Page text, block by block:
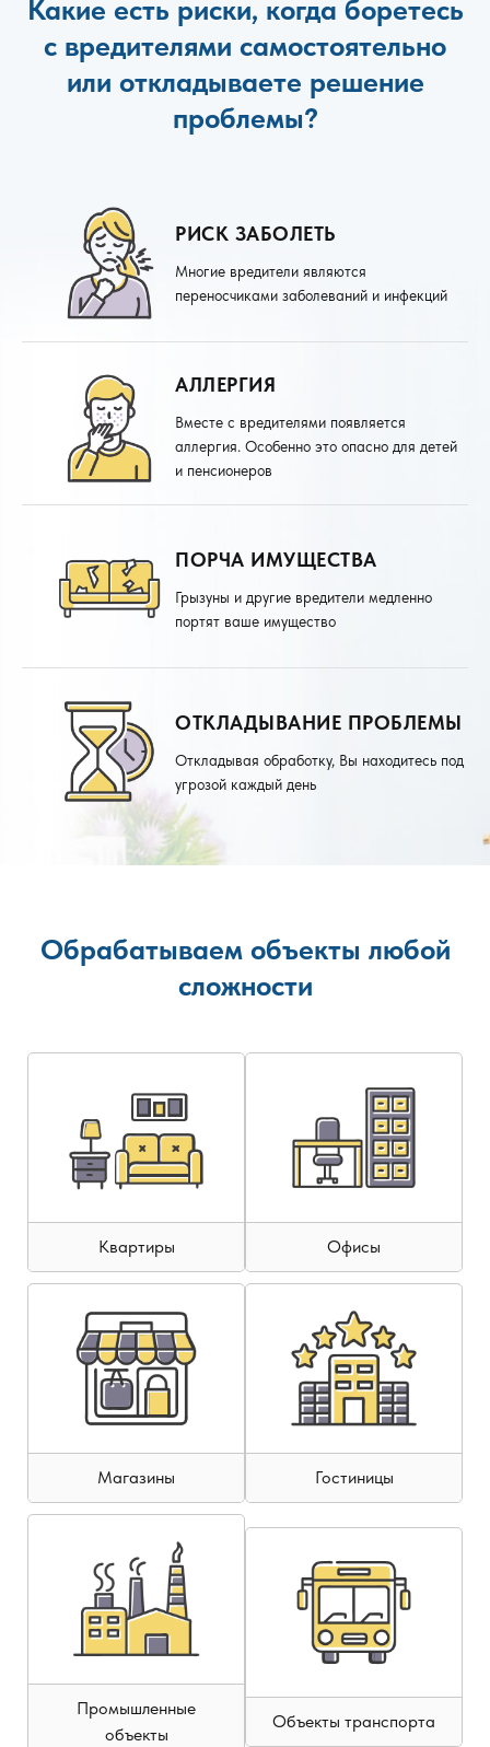
Какие есть риски, когда боретесь
с вредителями самостоятельно
или откладываете решение
проблемы?
РИСК ЗАБОЛЕТЬ
Многие вредители являются
переносчиками заболеваний и инфекций
АЛЛЕРГИЯ
Вместе с вредителями появляется
аллергия. Особенно это опасно для детей
и пенсионеров
ПОРЧА ИМУЩЕСТВА
Грызуны и другие вредители медленно
портят ваше имущество
ОТКЛАДЫВАНИЕ ПРОБЛЕМЫ
Откладывая обработку, Вы находитесь под
угрозой каждый день
Обрабатываем объекты любой
сложности
Квартиры Офисы
Магазины Гостиницы
Промышленные
объекты
Объекты транспорта